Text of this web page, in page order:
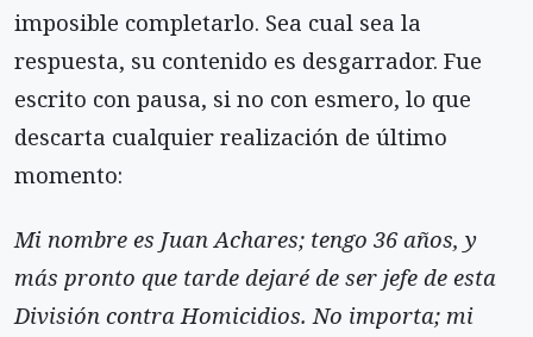
imposible completarlo. Sea cual sea la
respuesta, su contenido es desgarrador. Fue
escrito con pausa, si no con esmero, lo que
descarta cualquier realización de último
momento:
Mi nombre es Juan Achares; tengo 36 años, y
más pronto que tarde dejaré de ser jefe de esta
División contra Homicidios. No importa; mi